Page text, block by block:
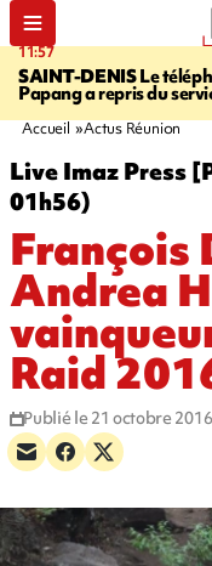
11:48
LE TAMPONPrudence,
l'eau est dégradée à la
cafres
Accueil Actus Réunion
Live Imaz Press
01h56)
François
Andrea
Raid
Publié le 21 octobre